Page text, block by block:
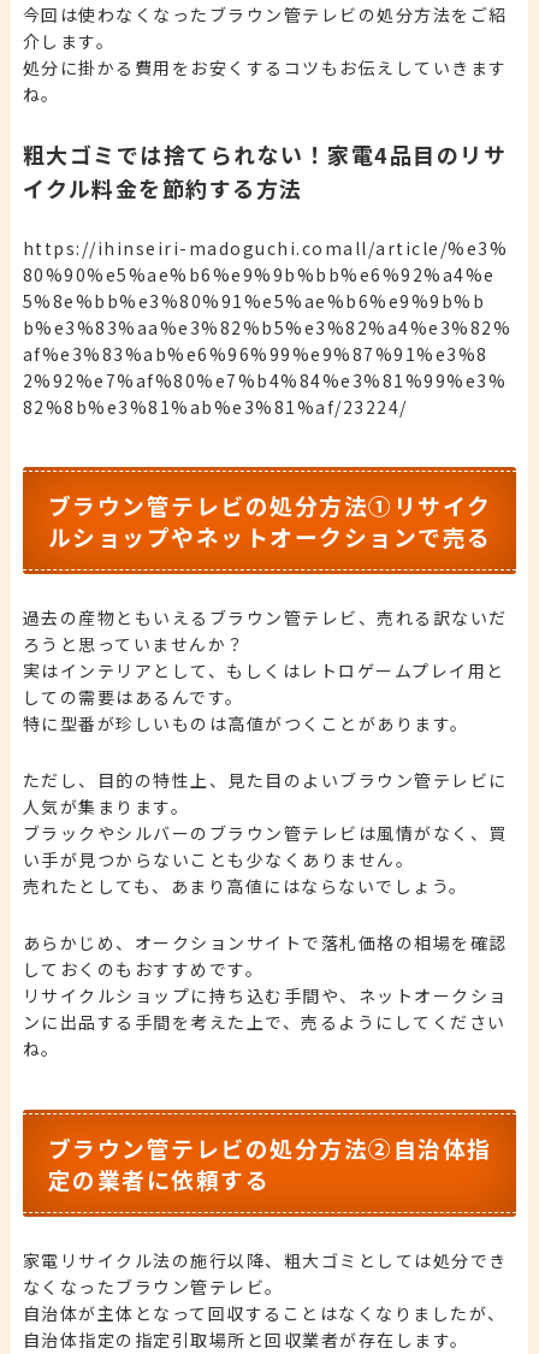
今回は使わなくなったブラウン管テレビの処分方法をご紹
介します。
処分に掛かる費用をお安くするコツもお伝えしていきます
ね。
粗大ゴミでは捨てられない！家電4品目のリサ
イクル料金を節約する方法
https://ihinseiri-madoguchi.comall/article/%e3%
80%90%e5%ae%b6%e9%9b%bb%e6%92%a4%e
5%8e%bb%e3%80%91%e5%ae%b6%e9%9b%b
b%e3%83%aa%e3%82%b5%e3%82%a4%e3%82%
af%e3%83%ab%e6%96%99%e9%87%91%e3%8
2%92%e7%af%80%e7%b4%84%e3%81%99%e3%
82%8b%e3%81%ab%e3%81%af/23224/
ブラウン管テレビの処分方法①リサイク
ルショップやネットオークションで売る
過去の産物ともいえるブラウン管テレビ、売れる訳ないだ
ろうと思っていませんか？
実はインテリアとして、もしくはレトロゲームプレイ用と
しての需要はあるんです。
特に型番が珍しいものは高値がつくことがあります。
ただし、目的の特性上、見た目のよいブラウン管テレビに
人気が集まります。
ブラックやシルバーのブラウン管テレビは風情がなく、買
い手が見つからないことも少なくありません。
売れたとしても、あまり高値にはならないでしょう。
あらかじめ、オークションサイトで落札価格の相場を確認
しておくのもおすすめです。
リサイクルショップに持ち込む手間や、ネットオークショ
ンに出品する手間を考えた上で、売るようにしてください
ね。
ブラウン管テレビの処分方法②自治体指
定の業者に依頼する
家電リサイクル法の施行以降、粗大ゴミとしては処分でき
なくなったブラウン管テレビ。
自治体が主体となって回収することはなくなりましたが、
自治体指定の指定引取場所と回収業者が存在します。